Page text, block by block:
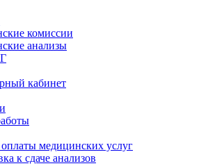
комиссии
анализы
кабинет
медицинских услуг
к сдаче анализов